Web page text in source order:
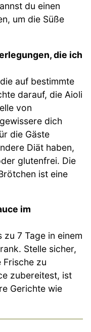
du einen
um die Süße
die ich
auf bestimmte
darauf, die Aioli
von
dich
die Gäste
Diät haben,
glutenfrei. Die
ist eine
im
zu 7 Tage in einem
Stelle sicher,
Frische zu
zubereitest, ist
Gerichte wie